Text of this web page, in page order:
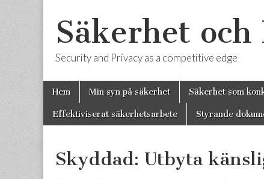
Säkerhet
Security and Privacy as a competitive edge
Main
Skip
content
Hem Min syn på säkerhet Säkerhet som
Effektiviserat säkerhetsarbete Styrande
Skyddad: Utbyta